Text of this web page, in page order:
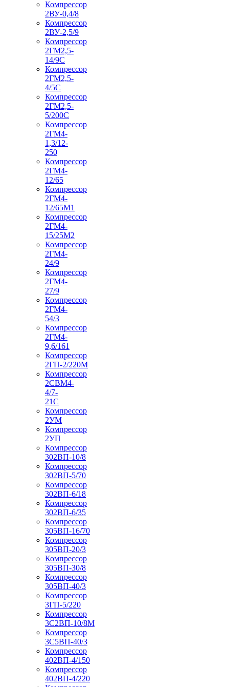
Компрессор
2ВУ-0,4/8
Компрессор
2ВУ-2,5/9
Компрессор
2ГМ2,5-
14/9С
Компрессор
2ГМ2,5-
4/5С
Компрессор
2ГМ2,5-
5/200С
Компрессор
2ГМ4-
1,3/12-
250
Компрессор
2ГМ4-
12/65
Компрессор
2ГМ4-
12/65М1
Компрессор
2ГМ4-
15/25М2
Компрессор
2ГМ4-
24/9
Компрессор
2ГМ4-
27/9
Компрессор
2ГМ4-
54/3
Компрессор
2ГМ4-
9,6/161
Компрессор
2ГП-2/220М
Компрессор
2СВМ4-
4/7-
21С
Компрессор
2УМ
Компрессор
2УП
Компрессор
302ВП-10/8
Компрессор
302ВП-5/70
Компрессор
302ВП-6/18
Компрессор
302ВП-6/35
Компрессор
305ВП-16/70
Компрессор
305ВП-20/3
Компрессор
305ВП-30/8
Компрессор
305ВП-40/3
Компрессор
3ГП-5/220
Компрессор
3С2ВП-10/8М
Компрессор
3С5ВП-40/3
Компрессор
402ВП-4/150
Компрессор
402ВП-4/220